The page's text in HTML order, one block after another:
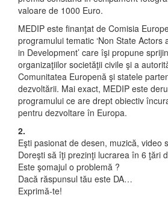
valoare de 1000 Euro.
MEDIP este finanţat de Comisia
programului tematic ‘Non State Actors
in Development’ care îşi propune
organizaţiilor societăţii civile şi a
Comunitatea Europenă şi statele
dezvoltării. Mai exact, MEDIP este
programului ce are drept obiectiv
pentru dezvoltare în Europa.
2.
Eşti pasionat de desen, muzică, video
Doreşti să îţi prezinţi lucrarea în 6 ţări
Este şomajul o problemă ?
Dacă răspunsul tău este DA…
Exprimă-te!